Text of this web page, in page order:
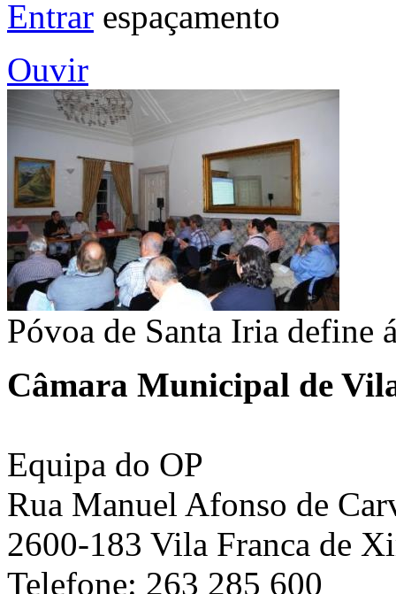
Entrar
Ouvir
Póvoa de Santa Iria define
Câmara Municipal de
Equipa do OP
Rua Manuel Afonso de
2600-183 Vila Franca de
Telefone: 263 285 600